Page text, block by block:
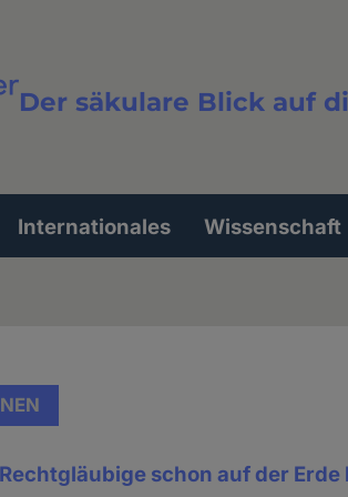
Der säkulare Blick auf
Volltextsuche
Internationales Wissenschaft
schon auf der Erde